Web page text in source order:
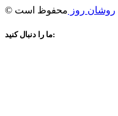
روشان روز
ما را دنبال کنید: